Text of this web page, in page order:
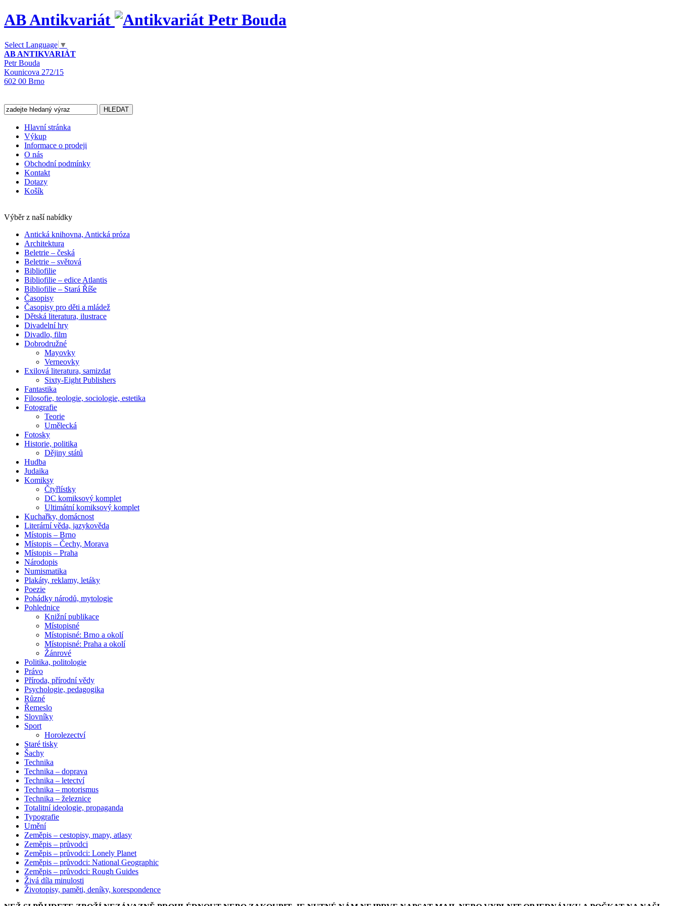
AB Antikvariát
Select Language ▼
AB ANTIKVARIÁT
Petr Bouda
Kounicova 272/15
602 00 Brno
Hlavní stránka
Výkup
Informace o prodeji
O nás
Obchodní podmínky
Kontakt
Dotazy
Košík
Výběr z naší nabídky
Antická knihovna, Antická próza
Architektura
Beletrie – česká
Beletrie – světová
Bibliofilie
Bibliofilie – edice Atlantis
Bibliofilie – Stará Říše
Časopisy
Časopisy pro děti a mládež
Dětská literatura, ilustrace
Divadelní hry
Divadlo, film
Dobrodružné
Mayovky
Verneovky
Exilová literatura, samizdat
Sixty-Eight Publishers
Fantastika
Filosofie, teologie, sociologie, estetika
Fotografie
Teorie
Umělecká
Fotosky
Historie, politika
Dějiny států
Hudba
Judaika
Komiksy
Čtyřlístky
DC komiksový komplet
Ultimátní komiksový komplet
Kuchařky, domácnost
Literární věda, jazykověda
Místopis – Brno
Místopis – Čechy, Morava
Místopis – Praha
Národopis
Numismatika
Plakáty, reklamy, letáky
Poezie
Pohádky národů, mytologie
Pohlednice
Knižní publikace
Místopisné
Místopisné: Brno a okolí
Místopisné: Praha a okolí
Žánrové
Politika, politologie
Právo
Příroda, přírodní vědy
Psychologie, pedagogika
Různé
Řemeslo
Slovníky
Sport
Horolezectví
Staré tisky
Šachy
Technika
Technika – doprava
Technika – letectví
Technika – motorismus
Technika – železnice
Totalitní ideologie, propaganda
Typografie
Umění
Zeměpis – cestopisy, mapy, atlasy
Zeměpis – průvodci
Zeměpis – průvodci: Lonely Planet
Zeměpis – průvodci: National Geographic
Zeměpis – průvodci: Rough Guides
Živá díla minulosti
Životopisy, paměti, deníky, korespondence